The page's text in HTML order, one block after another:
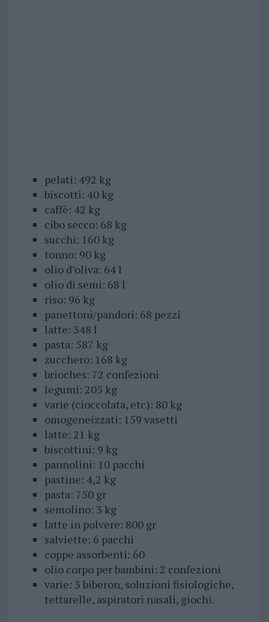
pelati: 492 kg
biscotti: 40 kg
caffè: 42 kg
cibo secco: 68 kg
succhi: 160 kg
tonno: 90 kg
olio d’oliva: 64 l
olio di semi: 68 l
riso: 96 kg
panettoni/pandori: 68 pezzi
latte: 348 l
pasta: 587 kg
zucchero: 168 kg
brioches: 72 confezioni
legumi: 205 kg
varie (cioccolata, etc): 80 kg
omogeneizzati: 159 vasetti
latte: 21 kg
biscottini: 9 kg
pannolini: 10 pacchi
pastine: 4,2 kg
pasta: 750 gr
semolino: 3 kg
latte in polvere: 800 gr
salviette: 6 pacchi
coppe assorbenti: 60
olio corpo per bambini: 2 confezioni
varie: 3 biberon, soluzioni fisiologiche,
tettarelle, aspiratori nasali, giochi.